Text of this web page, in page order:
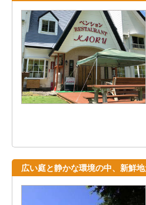
広い庭と静かな環境の中、新鮮